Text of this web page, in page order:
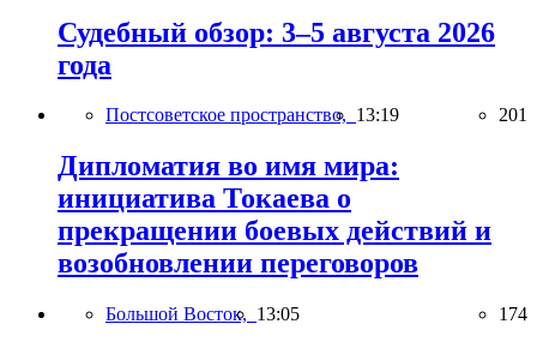
Судебный обзор: 3–5 августа 2026
года
Постсоветское пространство, 13:19 201
Дипломатия во имя мира:
инициатива Токаева о
прекращении боевых действий и
возобновлении переговоров
Большой Восток, 13:05 174